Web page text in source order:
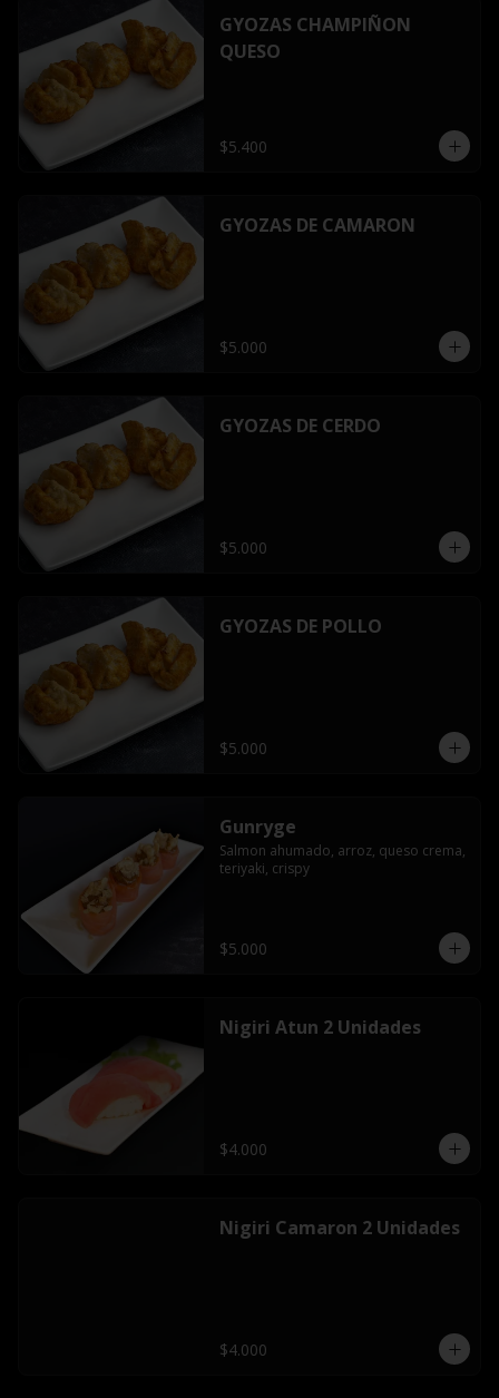
GYOZAS CHAMPIÑON
QUESO
$5.400
GYOZAS DE CAMARON
$5.000
GYOZAS DE CERDO
$5.000
GYOZAS DE POLLO
$5.000
Gunryge
Salmon ahumado, arroz, queso crema,
teriyaki, crispy
$5.000
Nigiri Atun 2 Unidades
$4.000
Nigiri Camaron 2 Unidades
$4.000